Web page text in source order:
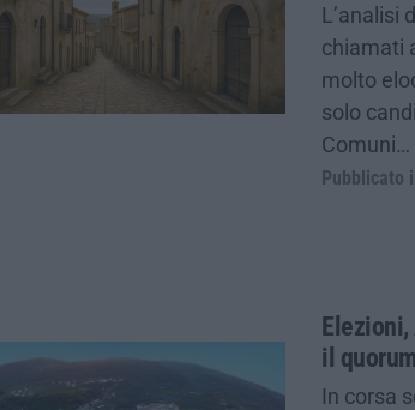
L’analisi
chiamati
molto
solo
Comuni…
Pubblicato
Elezioni,
il
In corsa